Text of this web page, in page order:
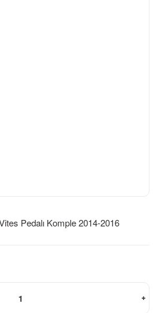
Pedalı Komple 2014-2016